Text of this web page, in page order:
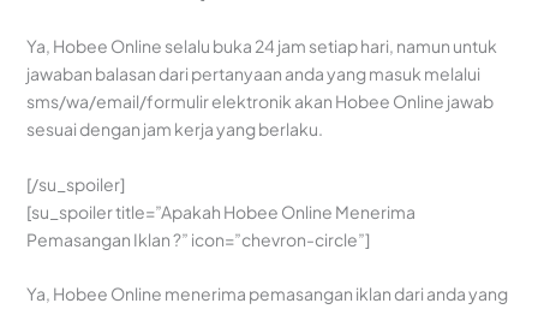
Ya, Hobee Online selalu buka 24 jam setiap hari, namun untuk
jawaban balasan dari pertanyaan anda yang masuk melalui
sms/wa/email/formulir elektronik akan Hobee Online jawab
sesuai dengan jam kerja yang berlaku.
[/su_spoiler]
[su_spoiler title=”Apakah Hobee Online Menerima
Pemasangan Iklan ?” icon=”chevron-circle”]
Ya, Hobee Online menerima pemasangan iklan dari anda yang